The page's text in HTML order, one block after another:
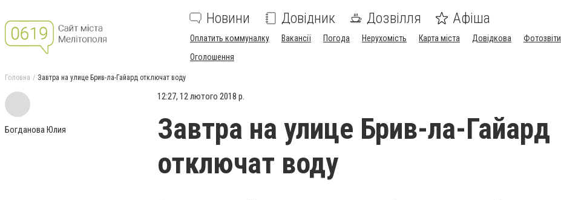
Новини Довідник Дозвілля Афіша
Оплатить коммуналку Вакансії Погода Нерухомість Карта міста Довідкова Фотозвіти
Оголошення
Головна Завтра на улице Брив-ла-Гайард отключат воду
Богданова Юлия
12:27, 12 лютого 2018 р.
Завтра на улице Брив-ла-Гайард
отключат воду